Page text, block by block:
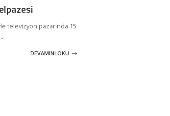
televizyon pazarında 15
...
DEVAMINI OKU